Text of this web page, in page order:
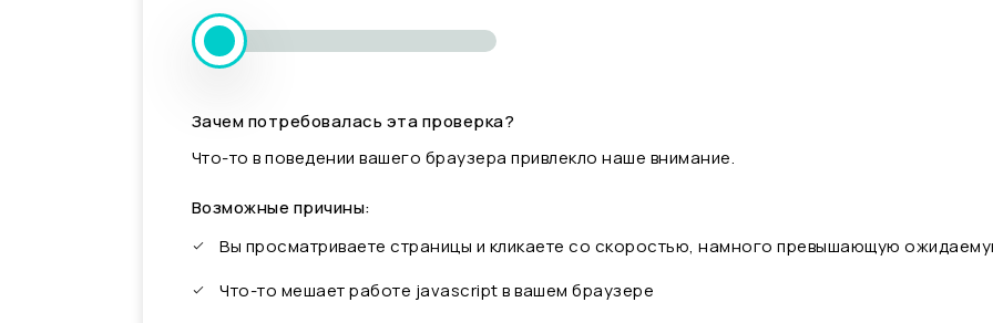
Зачем потребовалась эта проверка?
Что-то в поведении вашего браузера привлекло наше внимание.
Возможные причины:
Вы просматриваете страницы и кликаете со скоростью, намного превышающую
Что-то мешает работе javascript в вашем браузере